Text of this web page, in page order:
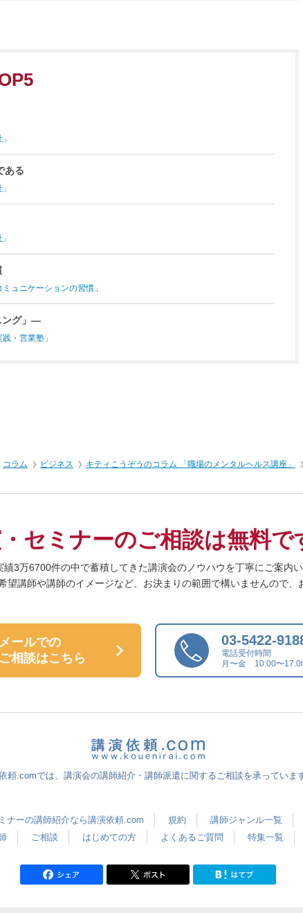
ある
ュニケーションの習慣」
ング」―
・営業塾」
コラム ビジネス キティこうぞうのコラム 「職場のメンタルヘルス講座」
セミナーのご相談は無料で
績3万6700件の中で蓄積してきた講演会のノウハウを丁寧にご案内
望講師や講師のイメージなど、 お決まりの範囲で構いませんので、
メールでの
ご相談はこちら
03-5422-
電話受付時間
月〜金 10:00〜
頼.comでは、講演会の講師紹介・講師派遣に関するご相談を承っていま
ナーの講師紹介なら講演依頼.com 規約
講師ジャンル一覧
ご相談 はじめての方 よくあるご質問 特集一覧